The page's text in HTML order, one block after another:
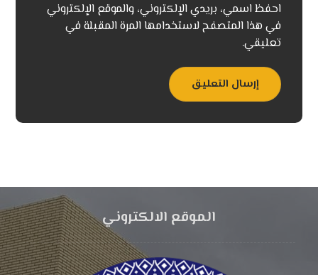
احفظ اسمي، بريدي الإلكتروني، والموقع الإلكتروني
في هذا المتصفح لاستخدامها المرة المقبلة في
تعليقي.
إرسال التعليق
الموقع الالكتروني